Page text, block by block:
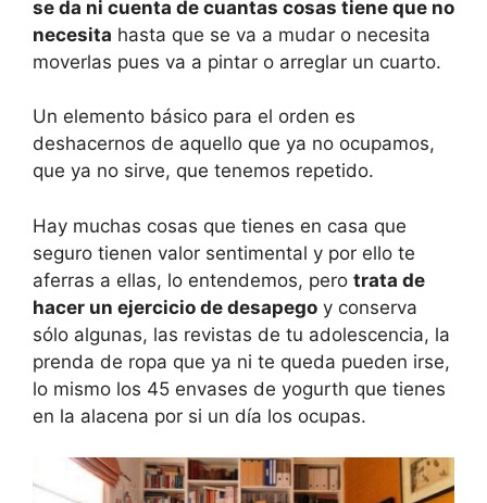
se da ni cuenta de cuantas cosas tiene que no
necesita hasta que se va a mudar o necesita
moverlas pues va a pintar o arreglar un cuarto.
Un elemento básico para el orden es
deshacernos de aquello que ya no ocupamos,
que ya no sirve, que tenemos repetido.
Hay muchas cosas que tienes en casa que
seguro tienen valor sentimental y por ello te
aferras a ellas, lo entendemos, pero trata de
hacer un ejercicio de desapego y conserva
sólo algunas, las revistas de tu adolescencia, la
prenda de ropa que ya ni te queda pueden irse,
lo mismo los 45 envases de yogurth que tienes
en la alacena por si un día los ocupas.